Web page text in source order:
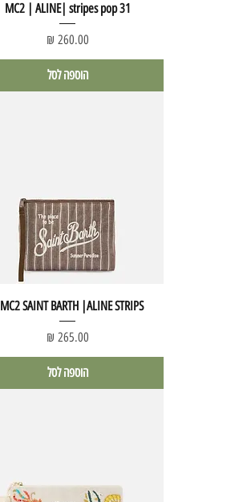
MC2 | ALINE| stripes pop 31
מחיר
הוספה לסל
MC2 SAINT BARTH |ALINE STRIPS |
מחיר
הוספה לסל